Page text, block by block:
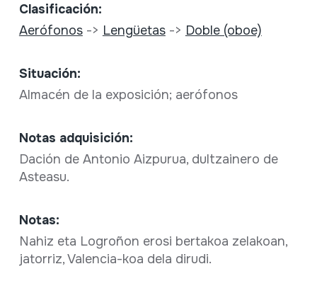
Clasificación:
Aerófonos-> Lengüetas-> Doble (oboe)
Situación:
Almacén de la exposición; aerófonos
Notas adquisición:
Dación de Antonio Aizpurua, dultzainero de
Asteasu.
Notas:
Nahiz eta Logroñon erosi bertakoa zelakoan,
jatorriz, Valencia-koa dela dirudi.